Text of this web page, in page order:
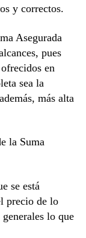
y correctos.
Asegurada
pues
en
sea la
más alta
la Suma
se está
precio de lo
lo que